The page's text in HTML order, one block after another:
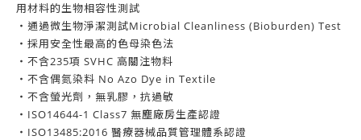
用材料的生物相容性測試
・通過微生物淨潔測試Microbial Cleanliness (Bioburden) Test
・採用安全性最高的色母染色法
・不含235項 SVHC 高關注物料
・不含偶氮染料 No Azo Dye in Textile
・不含螢光劑，無乳膠，抗過敏
・ISO14644-1 Class7 無塵廠房生產認證
・ISO13485:2016 醫療器械品質管理體系認證